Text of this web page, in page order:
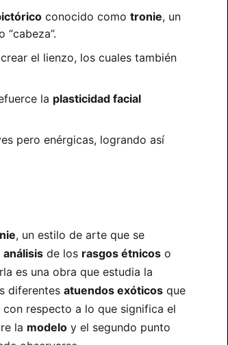
conocido como tronie, un
el lienzo, los cuales también
la plasticidad facial
pero enérgicas, logrando así
, un estilo de arte que se
análisis de los rasgos étnicos o
es una obra que estudia la
diferentes atuendos exóticos que
respecto a lo que significa el
la modelo y el segundo punto